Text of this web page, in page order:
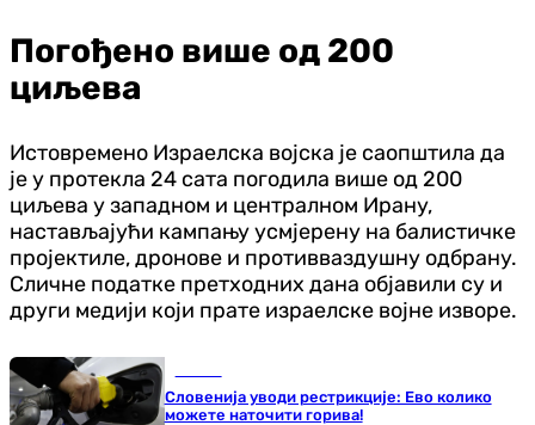
Погођено више од 200
циљева
Истовремено Израелска војска је саопштила да
је у протекла 24 сата погодила више од 200
циљева у западном и централном Ирану,
настављајући кампању усмјерену на балистичке
пројектиле, дронове и противваздушну одбрану.
Сличне податке претходних дана објавили су и
други медији који прате израелске војне изворе.
Словенија уводи рестрикције: Ево колико
можете наточити горива!